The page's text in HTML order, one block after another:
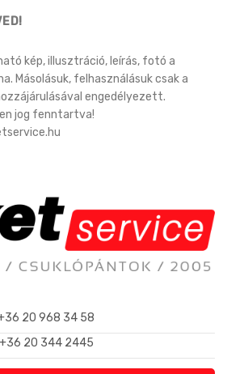
kép, illusztráció, leírás, fotó a
Másolásuk, felhasználásuk csak a
engedélyezett.
jog fenntartva!
20 968 34 58
+36 20 344 2445